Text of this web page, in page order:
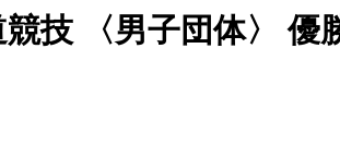
競技 〈男子団体〉